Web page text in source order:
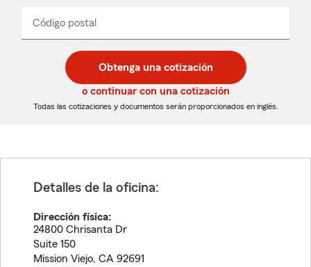
desplegable
Código postal
de
5
dígitos
de
5
dígitos
_____
Obtenga una cotización
o continuar con una cotización
Todas las cotizaciones y documentos serán proporcionados en inglés.
Detalles de la oficina:
Dirección física:
24800 Chrisanta Dr
Suite 150
Mission Viejo, CA 92691